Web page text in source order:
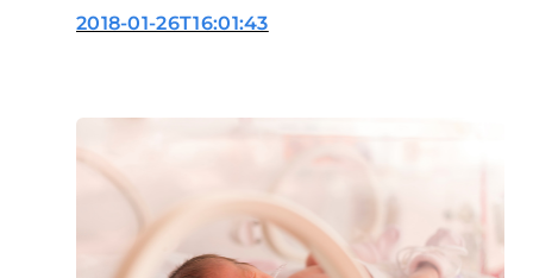
2018-01-26T16:01:43